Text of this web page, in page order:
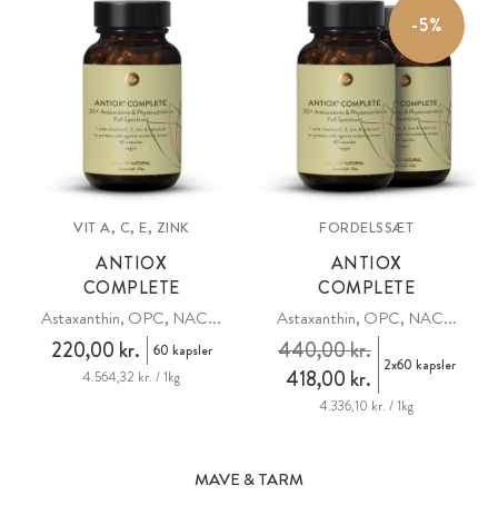
VIT A, C, E, ZINK
ANTIOX
COMPLETE
Astaxanthin, OPC, NAC...
220,00 kr.
60 kapsler
4.564,32 kr. / 1kg
-5%
FORDELSSÆT
ANTIOX
COMPLETE
Astaxanthin, OPC, NAC...
418,00 kr.
440,00 kr. 2x60 kapsler
4.336,10 kr. / 1kg
MAVE & TARM